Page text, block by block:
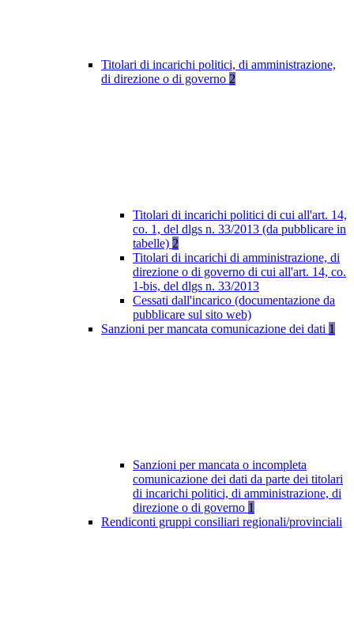
Titolari di incarichi politici, di amministrazione,
di direzione o di governo 2
Titolari di incarichi politici di cui all'art. 14,
co. 1, del dlgs n. 33/2013 (da pubblicare in
tabelle) 2
Titolari di incarichi di amministrazione, di
direzione o di governo di cui all'art. 14, co.
1-bis, del dlgs n. 33/2013
Cessati dall'incarico (documentazione da
pubblicare sul sito web)
Sanzioni per mancata comunicazione dei dati 1
Sanzioni per mancata o incompleta
comunicazione dei dati da parte dei titolari
di incarichi politici, di amministrazione, di
direzione o di governo 1
Rendiconti gruppi consiliari regionali/provinciali